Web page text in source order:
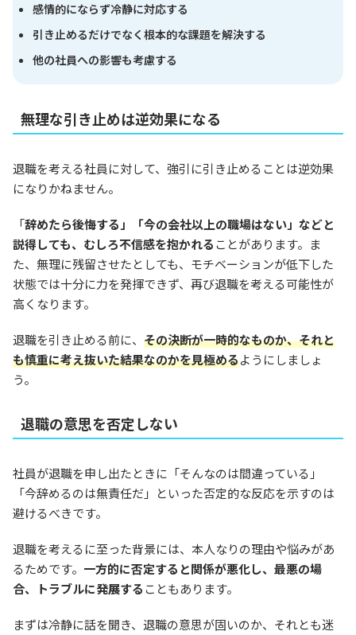
感情的にならず冷静に対応する
引き止めるだけでなく根本的な課題を解決する
他の社員への影響も考慮する
無理な引き止めは逆効果になる
退職を考える社員に対して、強引に引き止めることは逆効果
になりかねません。
「辞めたら後悔する」「今の会社以上の職場はない」などと
説得しても、むしろ不信感を抱かれることがあります。ま
た、無理に残留させたとしても、モチベーションが低下した
状態では十分に力を発揮できず、再び退職を考える可能性が
高くなります。
退職を引き止める前に、 その決断が一時的なものか、それと
も慎重に考え抜いた結果なのかを見極めるようにしましょ
う。
退職の意思を否定しない
社員が退職を申し出たときに「そんなのは間違っている」
「今辞めるのは無責任だ」といった否定的な反応を示すのは
避けるべきです。
退職を考えるに至った背景には、本人なりの理由や悩みがあ
るためです。 一方的に否定すると関係が悪化し、最悪の場
合、トラブルに発展することもあります。
まずは冷静に話を聞き、退職の意思が固いのか、それとも迷